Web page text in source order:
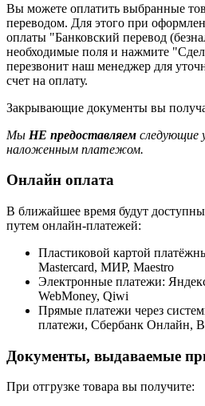
Вы можете оплатить выбранные
переводом. Для этого при
оплаты "Банковский перевод
необходимые поля и нажмите
перезвонит наш менеджер для
счет на оплату.
Закрывающие документы вы
Мы НЕ предоставляем следующие
наложенным платежом.
Онлайн оплата
В ближайшее время будут
путем онлайн-платежей:
Пластиковой картой
Mastercard, МИР, Maestrо
Электронные платежи:
WebMoney, Qiwi
Прямые платежи через
платежи, Сбербанк Онлайн,
Документы, выдаваемые
При отгрузке товара вы получите: